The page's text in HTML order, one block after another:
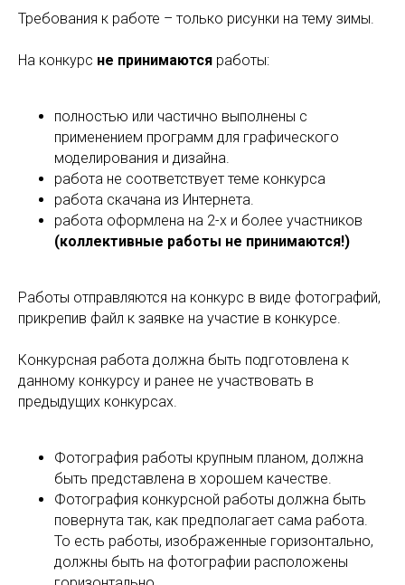
Требования к работе – только рисунки на тему зимы.
На конкурс не принимаются работы:
полностью или частично выполнены с
применением программ для графического
моделирования и дизайна.
работа не соответствует теме конкурса
работа скачана из Интернета.
работа оформлена на 2-х и более участников
(коллективные работы не принимаются!)
Работы отправляются на конкурс в виде фотографий,
прикрепив файл к заявке на участие в конкурсе.
Конкурсная работа должна быть подготовлена к
данному конкурсу и ранее не участвовать в
предыдущих конкурсах.
Фотография работы крупным планом, должна
быть представлена в хорошем качестве.
Фотография конкурсной работы должна быть
повернута так, как предполагает сама работа.
То есть работы, изображенные горизонтально,
должны быть на фотографии расположены